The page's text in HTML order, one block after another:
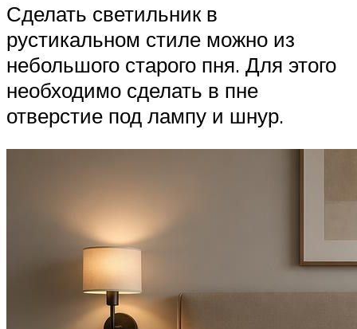
Сделать светильник в
рустикальном стиле можно из
небольшого старого пня. Для этого
необходимо сделать в пне
отверстие под лампу и шнур.